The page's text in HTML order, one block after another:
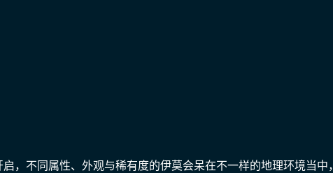
，不同属性、外观与稀有度的伊莫会呆在不一样的地理环境当中，